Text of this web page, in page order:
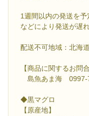
1週間以内の発送を
などにより発送が遅
配送不可地域：北海道
【商品に関するお問合
島魚あま海 0997-
◆黒マグロ
【原産地】